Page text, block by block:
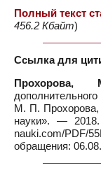
Полный текст
456.2 Кбайт)
Ссылка для
М. П. Прохорова,
науки». —
nauki.com/
обращения: